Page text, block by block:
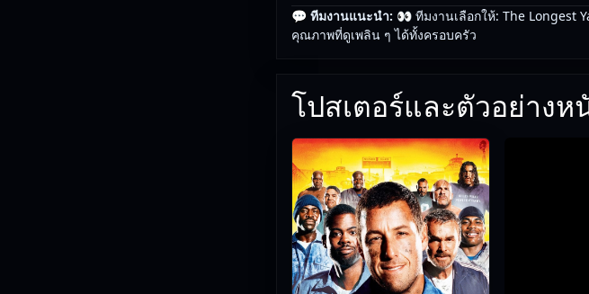
💬 ทีมงานแนะนำ: 👀 ทีมงานเลือกให้: The Longest
คุณภาพที่ดูเพลิน ๆ ได้ทั้งครอบครัว
โปสเตอร์และตัวอย่างห